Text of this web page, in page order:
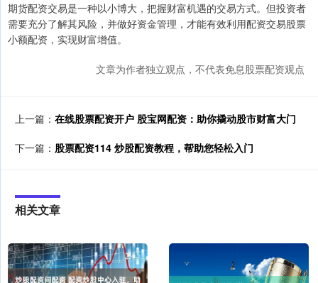
期货配资交易是一种以小博大，把握财富机遇的交易方式。但投资者
需要充分了解其风险，并做好资金管理，才能有效利用配资交易股票
小额配资，实现财富增值。
文章为作者独立观点，不代表免息股票配资观点
上一篇： 在线股票配资开户 股宝网配资：助你撬动股市财富大门
下一篇： 股票配资114 炒股配资教程，帮助您轻松入门
相关文章